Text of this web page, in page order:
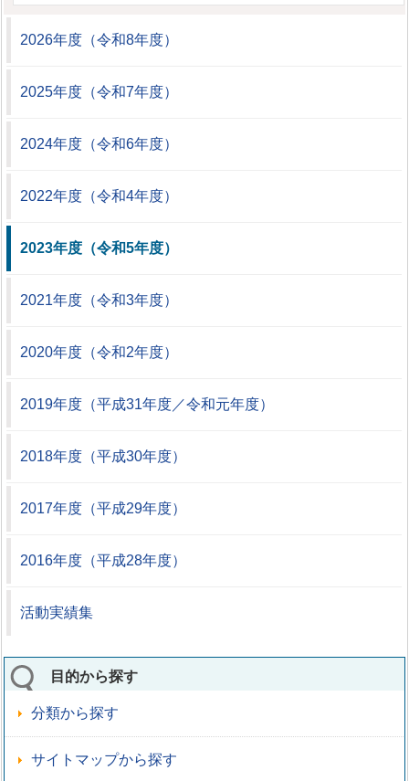
2026年度（令和8年度）
2025年度（令和7年度）
2024年度（令和6年度）
2022年度（令和4年度）
2023年度（令和5年度）
2021年度（令和3年度）
2020年度（令和2年度）
2019年度（平成31年度／令和元年度）
2018年度（平成30年度）
2017年度（平成29年度）
2016年度（平成28年度）
活動実績集
目的から探す
分類から探す
サイトマップから探す